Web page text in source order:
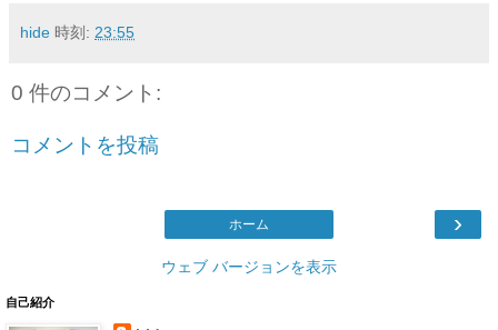
hide 時刻: 23:55
0 件のコメント:
コメントを投稿
›
ホーム
ウェブ バージョンを表示
自己紹介